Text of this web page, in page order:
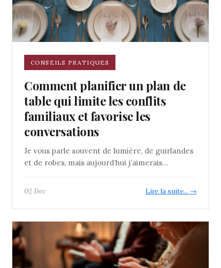
CONSEILS PRATIQUES
Comment planifier un plan de
table qui limite les conflits
familiaux et favorise les
conversations
Je vous parle souvent de lumière, de guirlandes
et de robes, mais aujourd’hui j’aimerais...
02 Dec Lire la suite... →